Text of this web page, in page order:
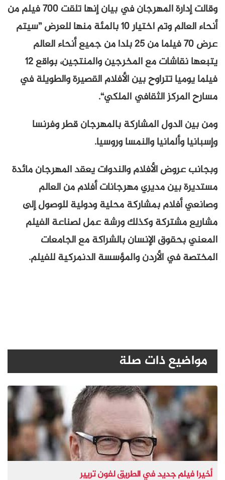
وقالت إدارة المهرجان في بيان إنها تلقت 700 فيلم من
أنحاء العالم وتم اختيار 10 بالمئة منها للعرض ”سيتم
عرض 70 فيلما من 25 بلدا من جميع أنحاء العالم
يتبعها نقاشات مع المخرجين والمنتجين، بواقع 12
فيلما يوميا تتراوح بين الأفلام القصيرة والطويلة في
مسارح المركز الثقافي الملكي“.
ومن بين الدول المشاركة بالمهرجان قطر وفرنسا
وإسبانيا وألمانيا والنمسا وروسيا.
وبجانب عروض الأفلام والندوات يعقد المهرجان مائدة
مستديرة بين مديري مهرجانات أفلام من العالم
وصانعي أفلام بمشاركة محلية ودولية للوصول إلى
مشاريع مشتركة وكذلك ورشة عمل لصناعة الفيلم
المعني بحقوق الإنسان بالشراكة مع الجامعات
المختصة في الأردن والمؤسسة الدنمركية للفيلم.
مواضيع ذات صلة
أخيرا فيلم جديد في الطريق لفون تريير